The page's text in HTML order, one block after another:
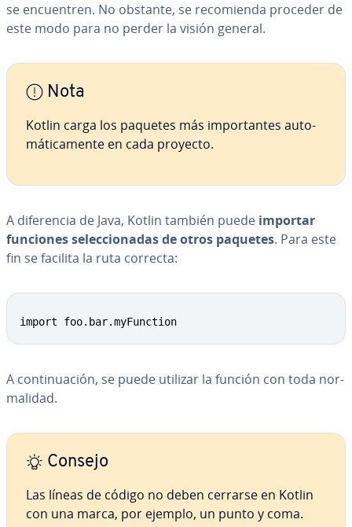
se en­cue­n­tren. No obstante, se re­co­mie­n­da proceder de
este modo para no perder la visión general.
Nota
Kotlin carga los paquetes más im­po­r­ta­n­tes au­to­
má­ti­ca­me­n­te en cada proyecto.
A di­fe­re­n­cia de Java, Kotlin también puede importar
funciones se­le­c­cio­na­das de otros paquetes. Para este
fin se facilita la ruta correcta:
import foo.bar.myFunction
A co­n­ti­nua­ción, se puede utilizar la función con toda no­r­
ma­li­dad.
Consejo
Las líneas de código no deben cerrarse en Kotlin
con una marca, por ejemplo, un punto y coma.